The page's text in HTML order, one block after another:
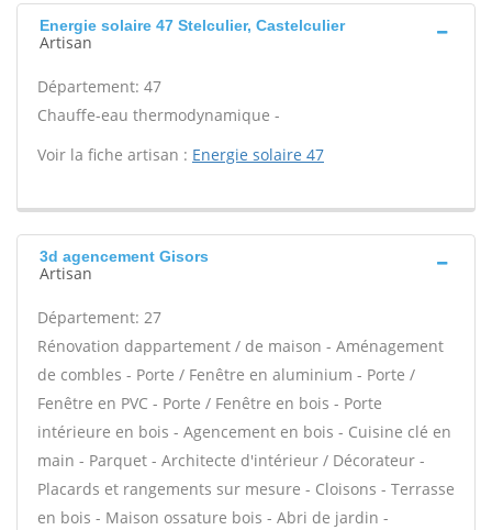
Energie solaire 47 Stelculier, Castelculier
Artisan
Département: 47
Chauffe-eau thermodynamique -
Voir la fiche artisan : Energie solaire 47
3d agencement Gisors
Artisan
Département: 27
Rénovation dappartement / de maison - Aménagement
de combles - Porte / Fenêtre en aluminium - Porte /
Fenêtre en PVC - Porte / Fenêtre en bois - Porte
intérieure en bois - Agencement en bois - Cuisine clé en
main - Parquet - Architecte d'intérieur / Décorateur -
Placards et rangements sur mesure - Cloisons - Terrasse
en bois - Maison ossature bois - Abri de jardin -